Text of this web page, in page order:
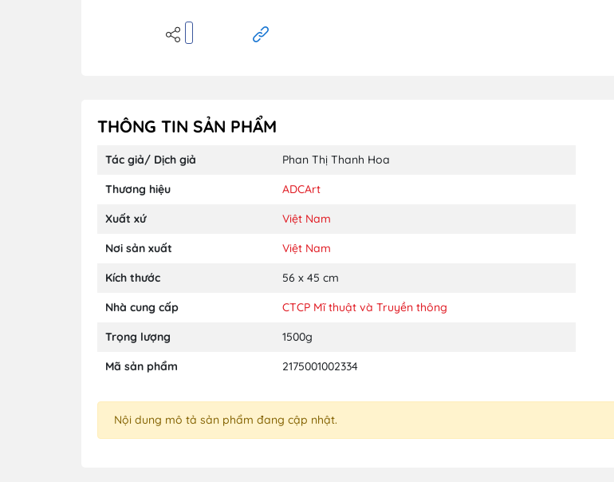
THÔNG TIN SẢN PHẨM
Tác giả/ Dịch giả Phan Thị Thanh Hoa
Thương hiệu ADCArt
Xuất xứ Việt Nam
Nơi sản xuất Việt Nam
Kích thước 56 x 45 cm
Nhà cung cấp CTCP Mĩ thuật và Truyền thông
Trọng lượng 1500g
Mã sản phẩm 2175001002334
Nội dung mô tả sản phẩm đang cập nhật.